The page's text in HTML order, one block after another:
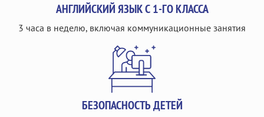
АНГЛИЙСКИЙ ЯЗЫК С 1-ГО КЛАССА
3 часа в неделю, включая коммуникационные занятия
БЕЗОПАСНОСТЬ ДЕТЕЙ